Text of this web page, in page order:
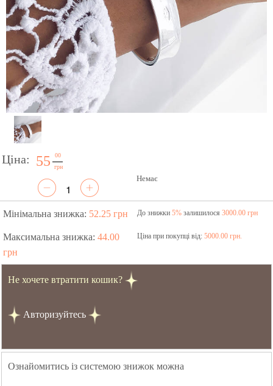
Ціна: 55
00
грн
Немає
Мінімальна знижка: 52.25 грн До знижки 5%залишилося 3000.00 грн
Максимальна знижка: 44.00
грн
Ціна при покупці від: 5000.00 грн.
Не хочете втратити кошик?
Авторизуйтесь
Ознайомитись із системою знижок можна